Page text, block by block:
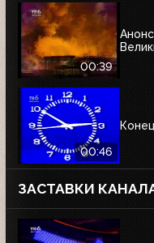
00:39
00:46
ЗАСТАВКИ